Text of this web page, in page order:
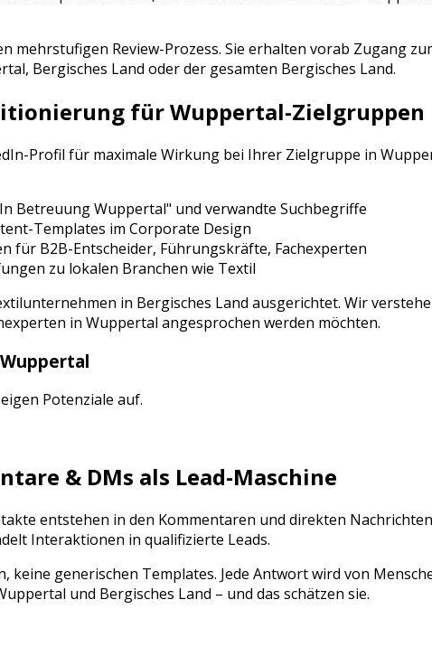
mehrstufigen Review-Prozess. Sie erhalten vorab Zugang
, Bergisches Land oder der gesamten Bergisches Land.
fürWuppertal-Zielgruppen
-Profil für maximale Wirkung bei Ihrer Zielgruppe in
BetreuungWuppertal" und verwandte Suchbegriffe
Templates im Corporate Design
für B2B-Entscheider, Führungskräfte, Fachexperten
zu lokalen Branchen wie Textil
in Bergisches Land ausgerichtet. Wir
in Wuppertal angesprochen werden möchten.
Wuppertal
Potenziale auf.
& DMs als Lead-Maschine
entstehen in den Kommentaren und direkten
Interaktionen in qualifizierte Leads.
keine generischen Templates. Jede Antwort wird von
und Bergisches Land – und das schätzen sie.